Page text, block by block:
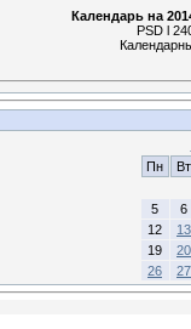
Календарь на
PSD l
Пн
Вт
5
6
12
13
19
20
26
27